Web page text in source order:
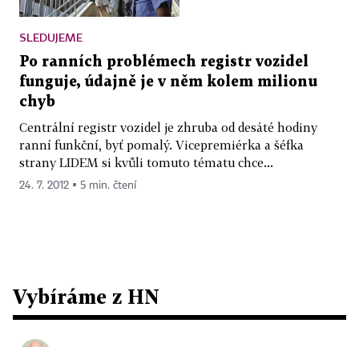
SLEDUJEME
Po ranních problémech registr vozidel
funguje, údajně je v něm kolem milionu
chyb
Centrální registr vozidel je zhruba od desáté hodiny
ranní funkční, byť pomalý. Vicepremiérka a šéfka
strany LIDEM si kvůli tomuto tématu chce...
24. 7. 2012 ▪ 5 min. čtení
Vybíráme z HN